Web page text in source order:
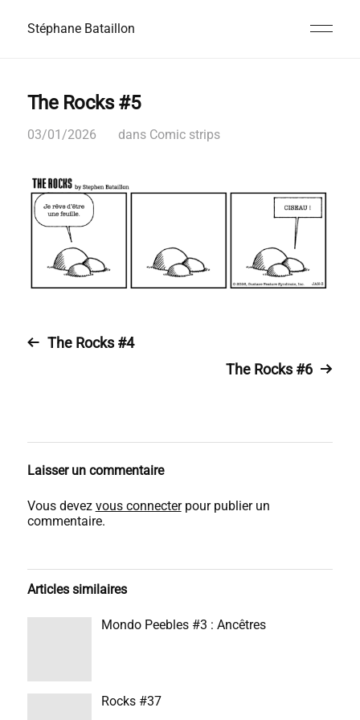
Stéphane Bataillon
The Rocks #5
03/01/2026 dans Comic strips
The Rocks #4
The Rocks #6
Laisser un commentaire
Vous devez vous connecterpour publier un
commentaire.
Articles similaires
Mondo Peebles #3 : Ancêtres
Rocks #37